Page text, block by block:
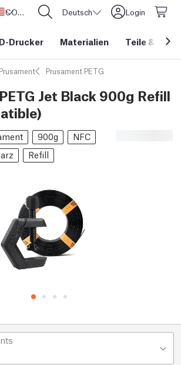
Vereinigte Staaten
CORE One L: Jetzt auf Lager! Deutsch Login
Drucker Materialien Teile &
Prusament Prusament PETG
Jet Black 900g Refill
900g
NFC
Refill